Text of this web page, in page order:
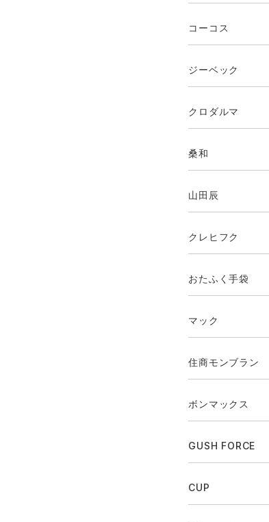
コーコス
ジーベック
クロダルマ
桑和
山田辰
クレヒフク
おたふく手袋
マック
住商モンブラン
ボンマックス
GUSH FORCE
CUP